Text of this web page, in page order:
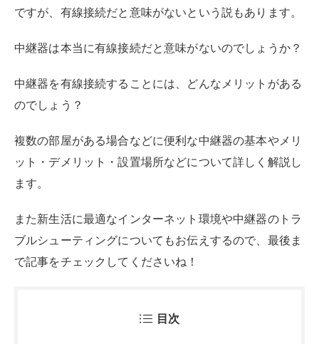
また新生活に最適なインターネット環境や中継器のトラ
で記事をチェックしてくださいね！
中継器の有線接続は本当に意味がない？
有線接続はなぜゲームやストリーミングに
最適？
有線と無線：速度と安定性の比較
簡単ステップ：有線で中継器を設定する方